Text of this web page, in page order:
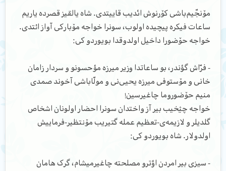
مۆنجّیم‌باشی کۆرنوش ائدیب قاییتدی. شاه یالقیز قصرده یاریم
ساعات فیکره پیچیده اولوب، سونرا خواجه مۆبارکی آواز ائتدی.
خواجه حۆضورا داخیل اولدوقدا بویوردو کی:
- فرّاش گؤندر، بو ساعاتدا وزیر میرزه مؤحسونو و سردار زامان
خانی و مۆستوفی میرزه یحیی‌نی و مولّا‌باشی آخوند صمدی
منیم حۆضوروما چاغیرسین!
خواجه چؽخیب بیر آز واختدان سونرا احضار اولونان اشخاص
گلدیلر و لازیمه‌ی-تعظیم عمله گتیریب مۆنتظیر-فرماییش
اولدولار. شاه بویوردو کی:
- سیزی بیر امردن اؤترو مصلحته چاغیرمیشام، گرک هامان